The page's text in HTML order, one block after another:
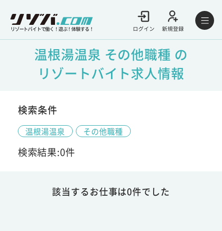
リゾートバイトで働く！遊ぶ！体験する！ ログイン 新規登録
温根湯温泉 その他職種 の
リゾートバイト求人情報
検索条件
温根湯温泉 その他職種
検索結果:0件
該当するお仕事は0件でした